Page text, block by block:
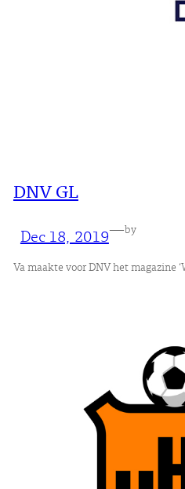
DNV GL
Dec 18, 2019—by
Va maakte voor DNV het magazine